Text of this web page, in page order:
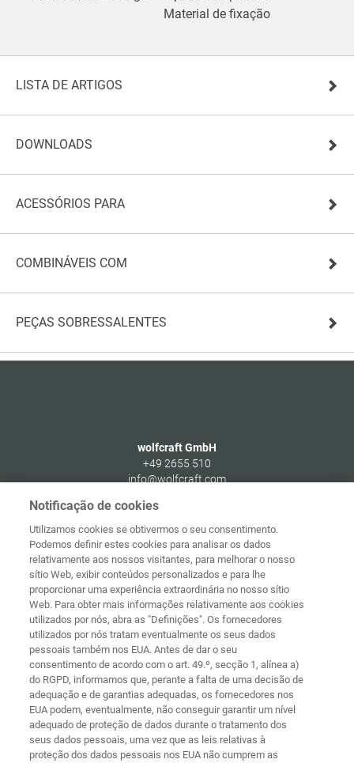
Material de fixação
LISTA DE ARTIGOS
DOWNLOADS
ACESSÓRIOS PARA
COMBINÁVEIS COM
PEÇAS SOBRESSALENTES
wolfcraft GmbH
+49 2655 510
info@wolfcraft.com
Wolffstraße 1
Germany
Página
principal Contacto Aviso legal
Proteção de
Termos e
condições
Diretivas de
cookies Iniciar sessão
Declaração de
Acessibilidade
Definições de cookies
Notificação de cookies
Utilizamos cookies se obtivermos o seu consentimento.
Podemos definir estes cookies para analisar os dados
relativamente aos nossos visitantes, para melhorar o nosso
sítio Web, exibir conteúdos personalizados e para lhe
proporcionar uma experiência extraordinária no nosso sítio
Web. Para obter mais informações relativamente aos cookies
utilizados por nós, abra as "Definições". Os fornecedores
utilizados por nós tratam eventualmente os seus dados
pessoais também nos EUA. Antes de dar o seu
consentimento de acordo com o art. 49.º, secção 1, alínea a)
do RGPD, informamos que, perante a falta de uma decisão de
adequação e de garantias adequadas, os fornecedores nos
EUA podem, eventualmente, não conseguir garantir um nível
adequado de proteção de dados durante o tratamento dos
seus dados pessoais, uma vez que as leis relativas à
proteção dos dados pessoais nos EUA não cumprem as